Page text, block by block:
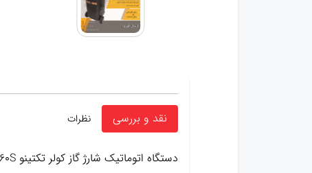
نقد و بررسی نظرات
دستگاه اتوماتیک شارژ گاز کولر تکتینو RCC-60S